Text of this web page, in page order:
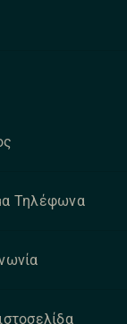
Τηλέφωνα